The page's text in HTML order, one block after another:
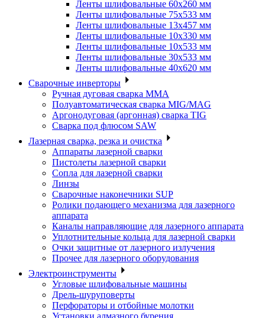
Ленты шлифовальные 60х260 мм
Ленты шлифовальные 75х533 мм
Ленты шлифовальные 13х457 мм
Ленты шлифовальные 10х330 мм
Ленты шлифовальные 10х533 мм
Ленты шлифовальные 30х533 мм
Ленты шлифовальные 40х620 мм
Сварочные инверторы
Ручная дуговая сварка MMA
Полуавтоматическая сварка MIG/MAG
Аргонодуговая (аргонная) сварка TIG
Сварка под флюсом SAW
Лазерная сварка, резка и очистка
Аппараты лазерной сварки
Пистолеты лазерной сварки
Сопла для лазерной сварки
Линзы
Сварочные наконечники SUP
Ролики подающего механизма для лазерного
аппарата
Каналы направляющие для лазерного аппарата
Уплотнительные кольца для лазерной сварки
Очки защитные от лазерного излучения
Прочее для лазерного оборудования
Электроинструменты
Угловые шлифовальные машины
Дрель-шуруповерты
Перфораторы и отбойные молотки
Установки алмазного бурения